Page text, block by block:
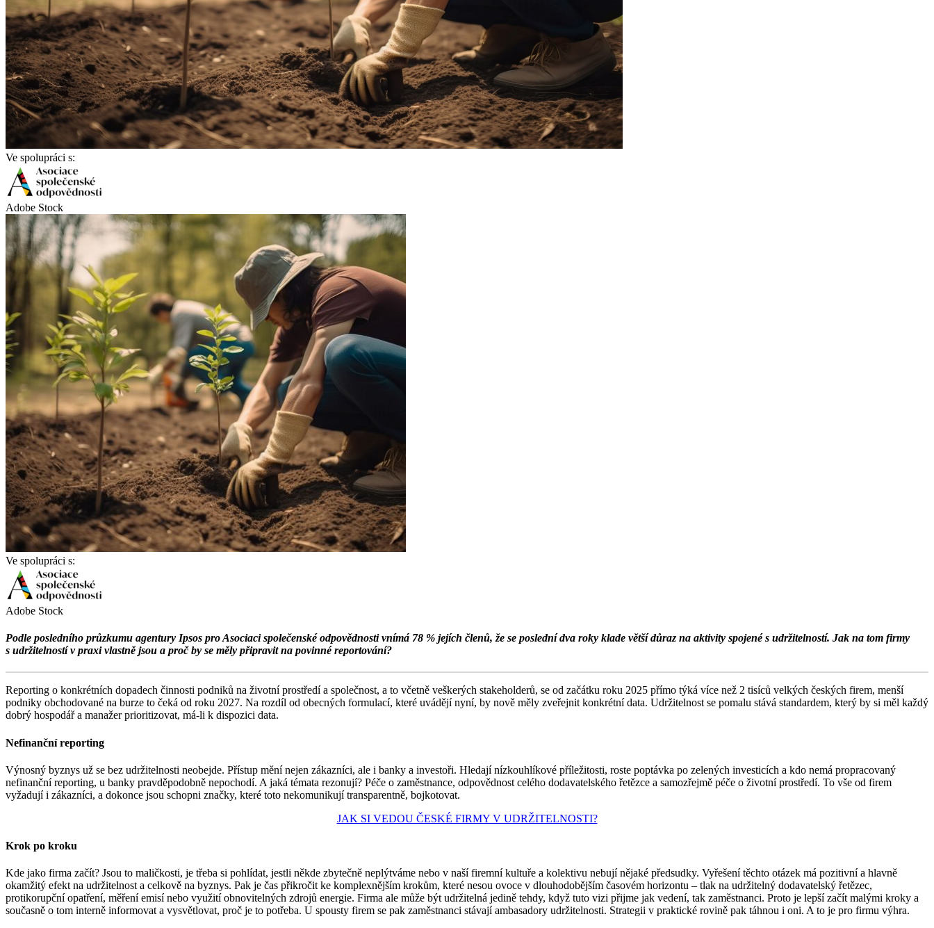
Ve spolupráci s:
Adobe Stock
Ve spolupráci s:
Adobe Stock
Podle posledního průzkumu agentury Ipsos pro Asociaci společenské odpovědnosti vnímá 78 % jejích členů, že se poslední dva roky klade větší důraz na aktivity spojené s udržitelností. Jak na tom firmy
s udržitelností v praxi vlastně jsou a proč by se měly připravit na povinné reportování?
Reporting o konkrétních dopadech činnosti podniků na životní prostředí a společnost, a to včetně veškerých stakeholderů, se od začátku roku 2025 přímo týká více než 2 tisíců velkých českých firem, menší
podniky obchodované na burze to čeká od roku 2027. Na rozdíl od obecných formulací, které uvádějí nyní, by nově měly zveřejnit konkrétní data. Udržitelnost se pomalu stává standardem, který by si měl každý
dobrý hospodář a manažer prioritizovat, má-li k dispozici data.
Nefinanční reporting
Výnosný byznys už se bez udržitelnosti neobejde. Přístup mění nejen zákazníci, ale i banky a investoři. Hledají nízkouhlíkové příležitosti, roste poptávka po zelených investicích a kdo nemá propracovaný
nefinanční reporting, u banky pravděpodobně nepochodí. A jaká témata rezonují? Péče o zaměstnance, odpovědnost celého dodavatelského řetězce a samozřejmě péče o životní prostředí. To vše od firem
vyžadují i zákazníci, a dokonce jsou schopni značky, které toto nekomunikují transparentně, bojkotovat.
JAK SI VEDOU ČESKÉ FIRMY V UDRŽITELNOSTI?
Krok po kroku
Kde jako firma začít? Jsou to maličkosti, je třeba si pohlídat, jestli někde zbytečně neplýtváme nebo v naší firemní kultuře a kolektivu nebují nějaké předsudky. Vyřešení těchto otázek má pozitivní a hlavně
okamžitý efekt na udržitelnost a celkově na byznys. Pak je čas přikročit ke komplexnějším krokům, které nesou ovoce v dlouhodobějším časovém horizontu – tlak na udržitelný dodavatelský řetězec,
protikorupční opatření, měření emisí nebo využití obnovitelných zdrojů energie. Firma ale může být udržitelná jedině tehdy, když tuto vizi přijme jak vedení, tak zaměstnanci. Proto je lepší začít malými kroky a
současně o tom interně informovat a vysvětlovat, proč je to potřeba. U spousty firem se pak zaměstnanci stávají ambasadory udržitelnosti. Strategii v praktické rovině pak táhnou i oni. A to je pro firmu výhra.